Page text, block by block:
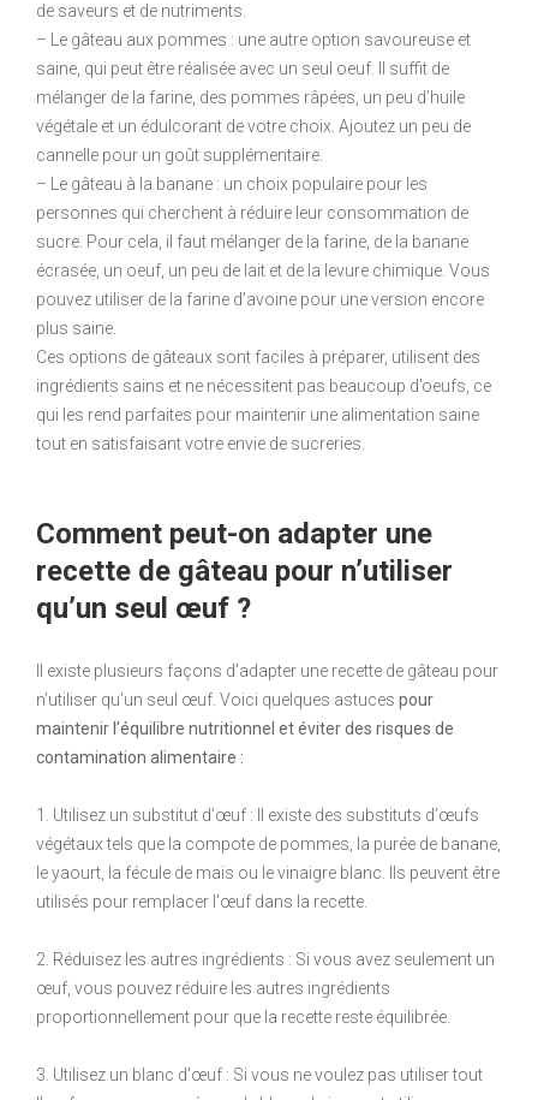
de saveurs et de nutriments.
– Le gâteau aux pommes : une autre option savoureuse et
saine, qui peut être réalisée avec un seul oeuf. Il suffit de
mélanger de la farine, des pommes râpées, un peu d’huile
végétale et un édulcorant de votre choix. Ajoutez un peu de
cannelle pour un goût supplémentaire.
– Le gâteau à la banane : un choix populaire pour les
personnes qui cherchent à réduire leur consommation de
sucre. Pour cela, il faut mélanger de la farine, de la banane
écrasée, un oeuf, un peu de lait et de la levure chimique. Vous
pouvez utiliser de la farine d’avoine pour une version encore
plus saine.
Ces options de gâteaux sont faciles à préparer, utilisent des
ingrédients sains et ne nécessitent pas beaucoup d’oeufs, ce
qui les rend parfaites pour maintenir une alimentation saine
tout en satisfaisant votre envie de sucreries.
Comment peut-on adapter une
recette de gâteau pour n’utiliser
qu’un seul œuf ?
Il existe plusieurs façons d’adapter une recette de gâteau pour
n’utiliser qu’un seul œuf. Voici quelques astuces pour
maintenir l’équilibre nutritionnel et éviter des risques de
contamination alimentaire :
1. Utilisez un substitut d’œuf : Il existe des substituts d’œufs
végétaux tels que la compote de pommes, la purée de banane,
le yaourt, la fécule de maïs ou le vinaigre blanc. Ils peuvent être
utilisés pour remplacer l’œuf dans la recette.
2. Réduisez les autres ingrédients : Si vous avez seulement un
œuf, vous pouvez réduire les autres ingrédients
proportionnellement pour que la recette reste équilibrée.
3. Utilisez un blanc d’œuf : Si vous ne voulez pas utiliser tout